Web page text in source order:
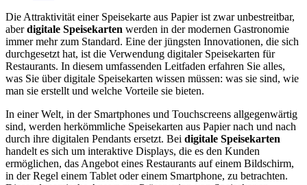
Die Attraktivität einer Speisekarte aus Papier ist zwar unbestreitbar,
aberdigitale Speisekarten werden in der modernen Gastronomie
immer mehr zum Standard. Eine der jüngsten Innovationen, die sich
durchgesetzt hat, ist die Verwendung digitaler Speisekarten für
Restaurants. In diesem umfassenden Leitfaden erfahren Sie alles,
was Sie über digitale Speisekarten wissen müssen: was sie sind, wie
man sie erstellt und welche Vorteile sie bieten.
In einer Welt, in der Smartphones und Touchscreens allgegenwärtig
sind, werden herkömmliche Speisekarten aus Papier nach und nach
durch ihre digitalen Pendants ersetzt. Bei digitale Speisekarten
handelt es sich um interaktive Displays, die es den Kunden
ermöglichen, das Angebot eines Restaurants auf einem Bildschirm,
in der Regel einem Tablet oder einem Smartphone, zu betrachten.